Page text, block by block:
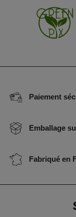
Paiement
Emballage
Fabriqué en